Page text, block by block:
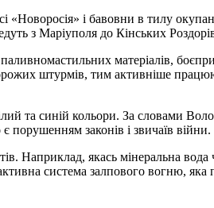
«Новоросія» і бавовни в тилу
з Маріуполя до Кінських
матеріалів,
штурмів, тим активніше
та синій кольори. За словами
порушенням законів і звичаїв війни.
Наприклад, якась мінеральна
система залпового вогню,